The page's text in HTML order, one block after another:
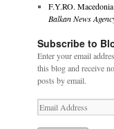
F.Y.RO. Macedonia
Balkan News
Subscribe to
Enter your email
this blog and receive
posts by email.
Email
Address